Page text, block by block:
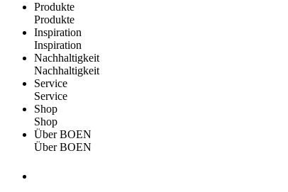
Produkte
Produkte
Inspiration
Inspiration
Nachhaltigkeit
Nachhaltigkeit
Service
Service
Shop
Shop
Über BOEN
Über BOEN